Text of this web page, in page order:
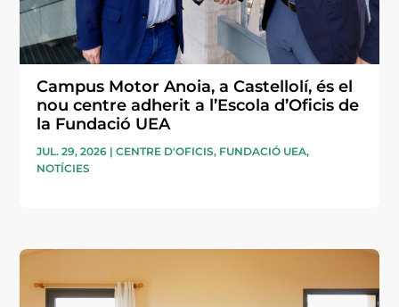
Campus Motor Anoia, a Castellolí, és el
nou centre adherit a l’Escola d’Oficis de
la Fundació UEA
JUL. 29, 2026 |CENTRE D'OFICIS, FUNDACIÓ UEA,
NOTÍCIES